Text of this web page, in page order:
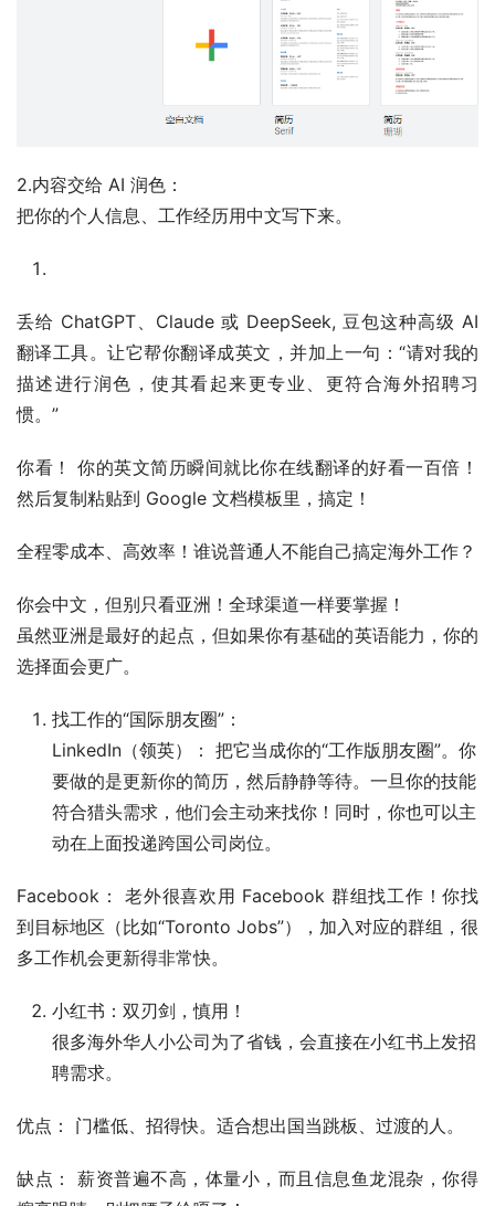
2.内容交给 AI 润色：
把你的个人信息、工作经历用中文写下来。
丢给 ChatGPT、Claude 或 DeepSeek, 豆包这种高级 AI
翻译工具。让它帮你翻译成英文，并加上一句：“请对我的
描述进行润色，使其看起来更专业、更符合海外招聘习
惯。”
你看！ 你的英文简历瞬间就比你在线翻译的好看一百倍！
然后复制粘贴到 Google 文档模板里，搞定！
全程零成本、高效率！谁说普通人不能自己搞定海外工作？
你会中文，但别只看亚洲！全球渠道一样要掌握！
虽然亚洲是最好的起点，但如果你有基础的英语能力，你的
选择面会更广。
找工作的“国际朋友圈”：
LinkedIn（领英）： 把它当成你的“工作版朋友圈”。你
要做的是更新你的简历，然后静静等待。一旦你的技能
符合猎头需求，他们会主动来找你！同时，你也可以主
动在上面投递跨国公司岗位。
Facebook： 老外很喜欢用 Facebook 群组找工作！你找
到目标地区（比如“Toronto Jobs”），加入对应的群组，很
多工作机会更新得非常快。
小红书：双刃剑，慎用！
很多海外华人小公司为了省钱，会直接在小红书上发招
聘需求。
优点： 门槛低、招得快。适合想出国当跳板、过渡的人。
缺点： 薪资普遍不高，体量小，而且信息鱼龙混杂，你得